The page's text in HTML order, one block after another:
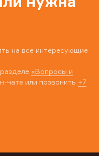
на все интересующие
«Вопросы и
чате или позвонить +7